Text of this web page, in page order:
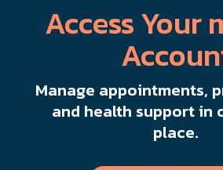
Access Your
Manage appointments,
and health support in
place.